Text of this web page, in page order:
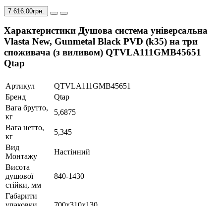
7 616.00грн.
Характеристики Душова система універсальна
Vlasta New, Gunmetal Black PVD (k35) на три
споживача (з виливом) QTVLA111GMB45651
Qtap
Артикул
QTVLA111GMB45651
Бренд
Qtap
Вага брутто,
кг
5,6875
Вага нетто,
кг
5,345
Вид
Монтажу
Настінний
Висота
душової
стійки, мм
840-1430
Габарити